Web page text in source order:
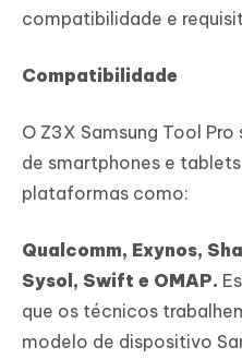
compatibilidade e
Compatibilidade
O Z3X Samsung Tool
de smartphones e
plataformas como:
Qualcomm, Exynos,
Sysol, Swift e OMAP.
que os técnicos
modelo de dispositivo